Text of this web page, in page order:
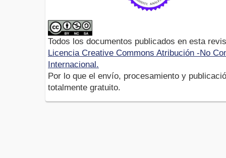
Todos los documentos publicados en esta
Licencia Creative Commons Atribución -No
Internacional.
Por lo que el envío, procesamiento y
totalmente gratuito.